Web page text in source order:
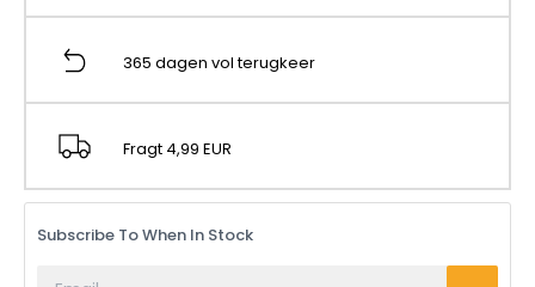
365 dagen vol terugkeer
Fragt 4,99 EUR
Subscribe To When In Stock